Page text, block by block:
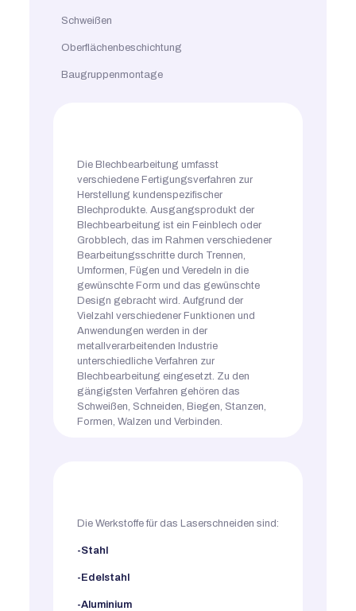
Schweißen
Oberflächenbeschichtung
Baugruppenmontage
Die Blechbearbeitung umfasst
verschiedene Fertigungsverfahren zur
Herstellung kundenspezifischer
Blechprodukte. Ausgangsprodukt der
Blechbearbeitung ist ein Feinblech oder
Grobblech, das im Rahmen verschiedener
Bearbeitungsschritte durch Trennen,
Umformen, Fügen und Veredeln in die
gewünschte Form und das gewünschte
Design gebracht wird. Aufgrund der
Vielzahl verschiedener Funktionen und
Anwendungen werden in der
metallverarbeitenden Industrie
unterschiedliche Verfahren zur
Blechbearbeitung eingesetzt. Zu den
gängigsten Verfahren gehören das
Schweißen, Schneiden, Biegen, Stanzen,
Formen, Walzen und Verbinden.
Die Werkstoffe für das Laserschneiden sind:
-Stahl
-Edelstahl
-Aluminium